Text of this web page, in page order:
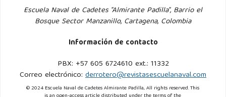
Escuela Naval de Cadetes "Almirante Padilla", Barrio el
Bosque Sector Manzanillo, Cartagena, Colombia
Información de contacto
PBX: +57 605 6724610 ext.: 11332
Correo electrónico: derrotero@revistasescuelanaval.com
© 2024 Escuela Naval de Cadetes Almirante Padilla, All rights reserved. This